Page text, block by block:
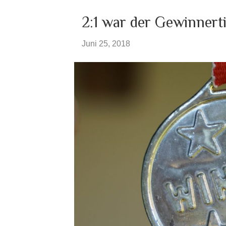
2:1 war der
Juni 25, 2018